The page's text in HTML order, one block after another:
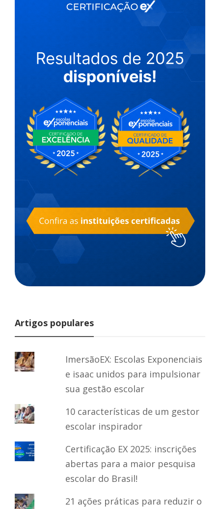
Artigos populares
ImersãoEX: Escolas Exponenciais
e isaac unidos para impulsionar
sua gestão escolar
10 características de um gestor
escolar inspirador
Certificação EX 2025: inscrições
abertas para a maior pesquisa
escolar do Brasil!
21 ações práticas para reduzir o